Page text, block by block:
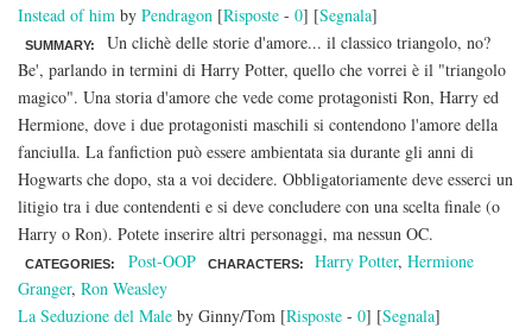
Instead of him by Pendragon [Risposte - 0] [Segnala]
SUMMARY:
Un clichè delle storie d'amore... il classico triangolo, no?
Be', parlando in termini di Harry Potter, quello che vorrei è il "triangolo
magico". Una storia d'amore che vede come protagonisti Ron, Harry ed
Hermione, dove i due protagonisti maschili si contendono l'amore della
fanciulla. La fanfiction può essere ambientata sia durante gli anni di
Hogwarts che dopo, sta a voi decidere. Obbligatoriamente deve esserci un
litigio tra i due contendenti e si deve concludere con una scelta finale (o
Harry o Ron). Potete inserire altri personaggi, ma nessun OC.
CATEGORIES: Post-OOP CHARACTERS: Harry Potter,Hermione
Granger, Ron Weasley
La Seduzione del Male by Ginny/Tom [Risposte - 0] [Segnala]